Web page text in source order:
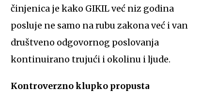
činjenica je kako GIKIL već niz godina
posluje ne samo na rubu zakona već i van
društveno odgovornog poslovanja
kontinuirano trujući i okolinu i ljude.
Kontroverzno klupko propusta